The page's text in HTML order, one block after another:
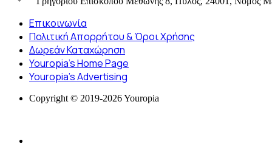
Επικοινωνία
Πολιτική Απορρήτου & Όροι Χρήσης
Δωρεάν Καταχώρηση
Youropia’s Home Page
Youropia’s Advertising
Copyright © 2019-2026 Youropia